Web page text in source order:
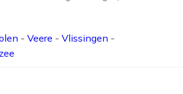
-Veere - Vlissingen -